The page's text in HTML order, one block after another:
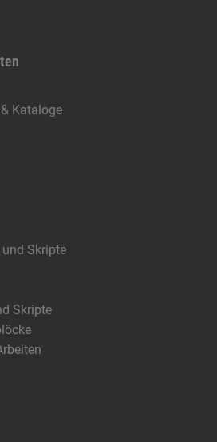
Kataloge
und Skripte
Skripte